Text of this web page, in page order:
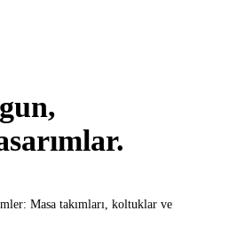
Masa takımları, koltuklar ve